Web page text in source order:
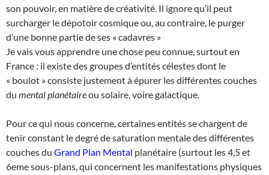
son pouvoir, en matière de créativité. Il ignore qu’il peut
surcharger le dépotoir cosmique ou, au contraire, le purger
d’une bonne partie de ses « cadavres »
Je vais vous apprendre une chose peu connue, surtout en
France : il existe des groupes d’entités célestes dont le
« boulot » consiste justement à épurer les différentes couches
du mental planétaireou solaire, voire galactique.
Pour ce qui nous concerne, certaines entités se chargent de
tenir constant le degré de saturation mentale des différentes
couches du Grand Plan Mental planétaire (surtout les 4,5 et
6eme sous-plans, qui concernent les manifestations physiques